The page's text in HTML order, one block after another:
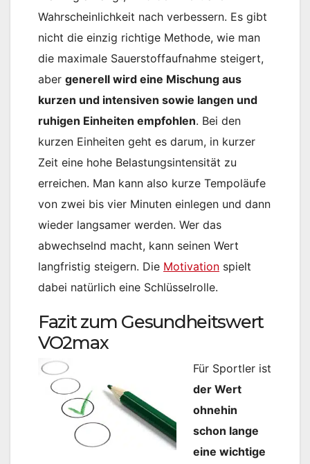
Wahrscheinlichkeit nach verbessern. Es gibt
nicht die einzig richtige Methode, wie man
die maximale Sauerstoffaufnahme steigert,
aber generell wird eine Mischung aus
kurzen und intensiven sowie langen und
ruhigen Einheiten empfohlen. Bei den
kurzen Einheiten geht es darum, in kurzer
Zeit eine hohe Belastungsintensität zu
erreichen. Man kann also kurze Tempoläufe
von zwei bis vier Minuten einlegen und dann
wieder langsamer werden. Wer das
abwechselnd macht, kann seinen Wert
langfristig steigern. Die Motivation spielt
dabei natürlich eine Schlüsselrolle.
Fazit zum Gesundheitswert
VO2max
Für Sportler ist
der Wert
ohnehin
schon lange
eine wichtige